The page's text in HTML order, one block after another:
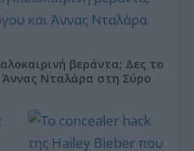
βεράντα; Δες το
Άννας Νταλάρα στη Σύρο